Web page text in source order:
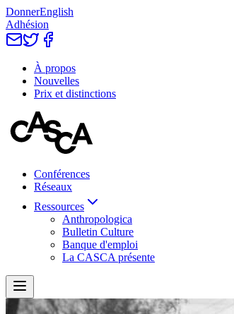
DonnerEnglish
Adhésion
À propos
Nouvelles
Prix et distinctions
Conférences
Réseaux
Ressources
Anthropologica
Bulletin Culture
Banque d'emploi
La CASCA présente